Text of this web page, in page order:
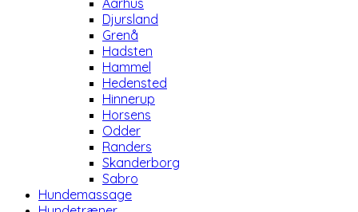
Aarhus
Djursland
Grenå
Hadsten
Hammel
Hedensted
Hinnerup
Horsens
Odder
Randers
Skanderborg
Sabro
Hundemassage